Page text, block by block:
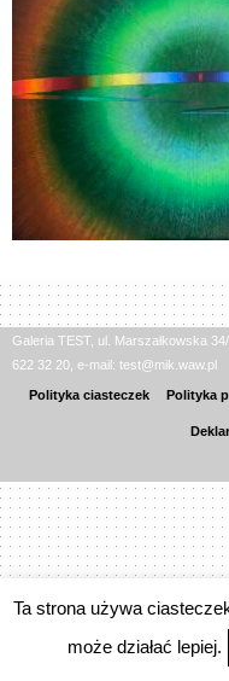
Galeria TEST, ul. Marszałkowska
622 32 20, e-mail: test@mik.waw.pl
Polityka ciasteczek Polityka
Ta strona używa
może działać lepiej.